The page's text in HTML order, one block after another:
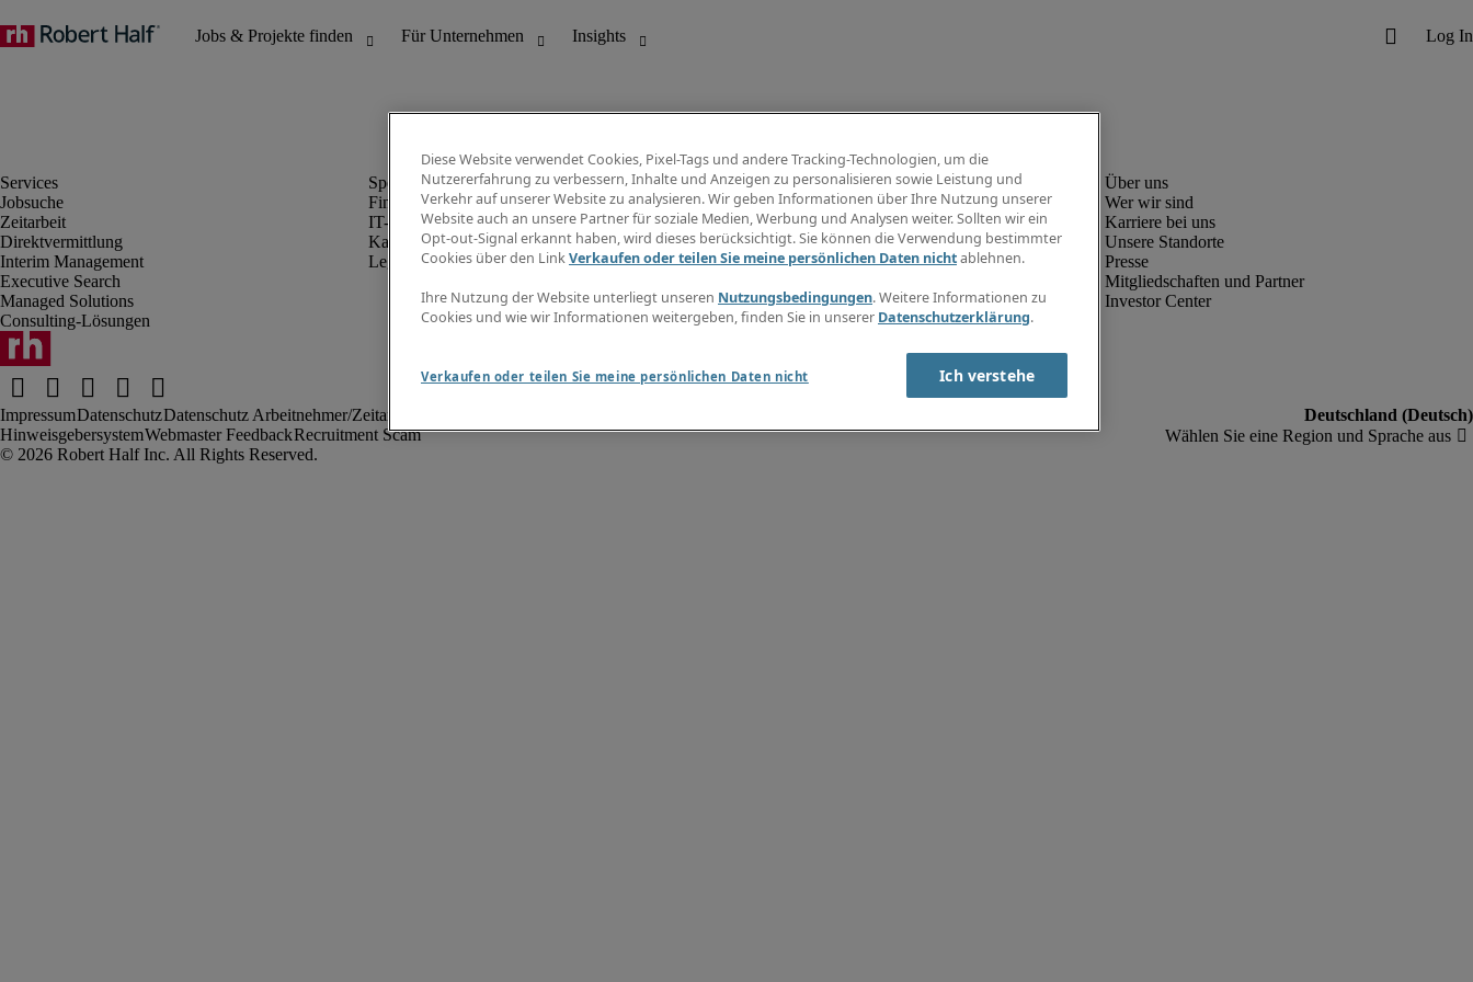
Jobsuche
Zeitarbeit
Direktvermittlung
Interim Management
Executive Search
Managed Solutions
Consulting-Lösungen
Finanz- & Rechnungswesen
IT-Bereich
Kaufmännischer Bereich
Legal
Info Center
Jobübersicht
Gehaltsübersicht
E-Learning
Wer wir sind
Karriere bei uns
Unsere Standorte
Presse
Mitgliedschaften und Partner
Investor Center
ImpressumDatenschutzDatenschutz Arbeitnehmer/Zeitarbeitskräfte
HinweisgebersystemWebmaster FeedbackRecruitment Scam
Diese Website verwendet Cookies, Pixel-Tags und andere Tracking-Technologien, um die
Nutzererfahrung zu verbessern, Inhalte und Anzeigen zu personalisieren sowie Leistung und
Verkehr auf unserer Website zu analysieren. Wir geben Informationen über Ihre Nutzung unserer
Website auch an unsere Partner für soziale Medien, Werbung und Analysen weiter. Sollten wir ein
Opt-out-Signal erkannt haben, wird dieses berücksichtigt. Sie können die Verwendung bestimmter
Cookies über den LinkVerkaufen oder teilen Sie meine persönlichen Daten nichtablehnen.
Ihre Nutzung der Website unterliegt unseren Nutzungsbedingungen. Weitere Informationen zu
Cookies und wie wir Informationen weitergeben, finden Sie in unserer Datenschutzerklärung.
Verkaufen oder teilen Sie meine persönlichen Daten nicht Ich verstehe